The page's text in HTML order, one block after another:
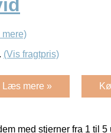
(Vis fragtpris)
Læs mere »
med stjerner fra 1 til 5